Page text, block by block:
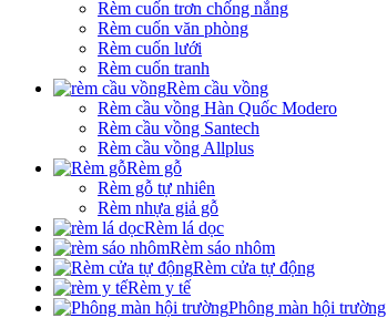
Rèm cuốn trơn chống nắng
Rèm cuốn văn phòng
Rèm cuốn lưới
Rèm cuốn tranh
Rèm cầu vồng
Rèm cầu vồng Hàn Quốc Modero
Rèm cầu vồng Santech
Rèm cầu vồng Allplus
Rèm gỗ
Rèm gỗ tự nhiên
Rèm nhựa giả gỗ
Rèm lá dọc
Rèm sáo nhôm
Rèm cửa tự động
Rèm y tế
Phông màn hội trường